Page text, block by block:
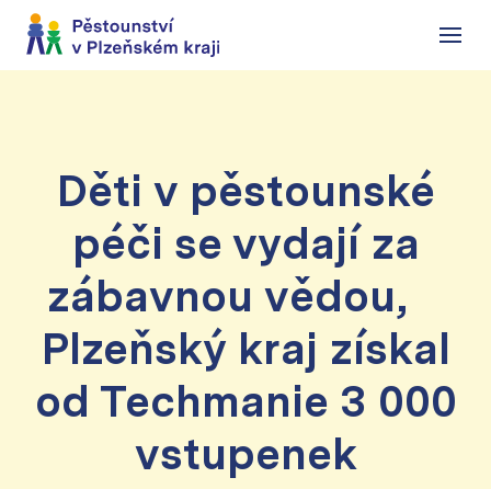
Menu
Děti v pěstounské
péči se vydají za
zábavnou vědou,
Plzeňský kraj získal
od Techmanie 3 000
vstupenek